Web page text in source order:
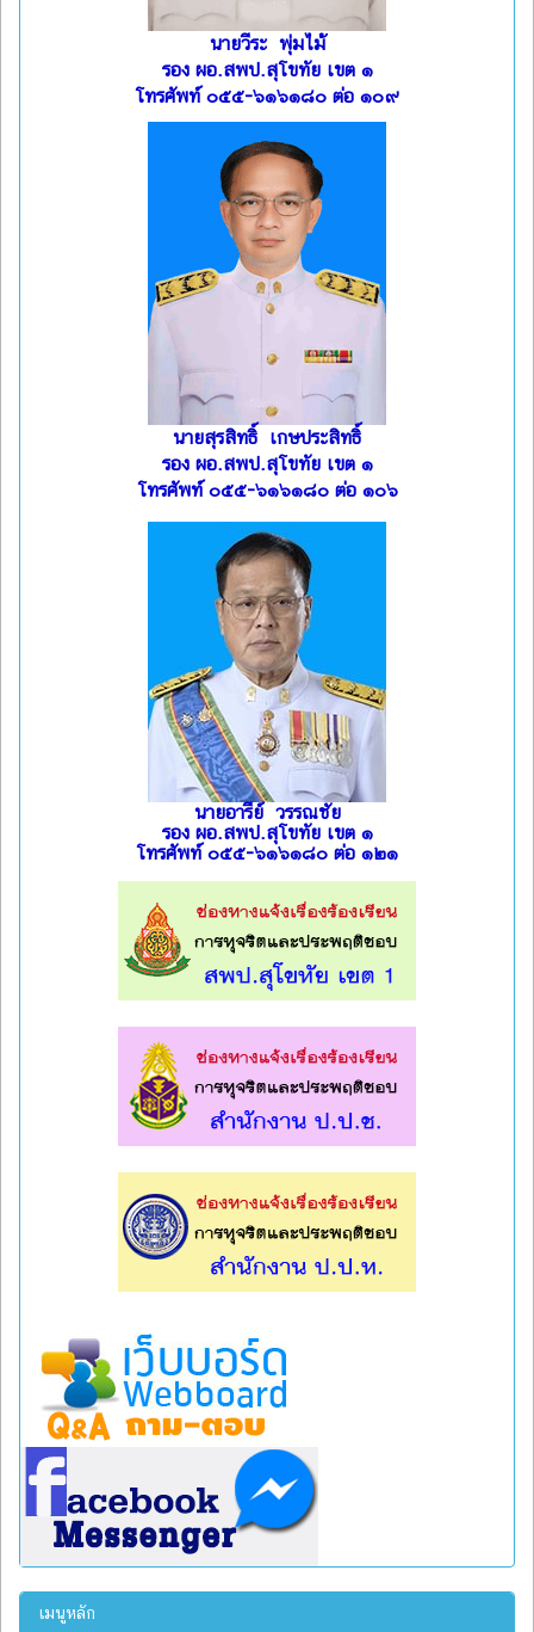
นายวีระ พุ่มไม้
รอง ผอ.สพป.สุโขทัย เขต ๑
โทรศัพท์ ๐๕๕-๖๑๖๑๘๐ ต่อ ๑๐๙
นายสุรสิทธิ์ เกษประสิทธิ์
รอง ผอ.สพป.สุโขทัย เขต ๑
โทรศัพท์ ๐๕๕-๖๑๖๑๘๐ ต่อ ๑๐๖
นายอารีย์ วรรณชัย
รอง ผอ.สพป.สุโขทัย เขต ๑
โทรศัพท์ ๐๕๕-๖๑๖๑๘๐ ต่อ ๑๒๑
เมนูหลัก